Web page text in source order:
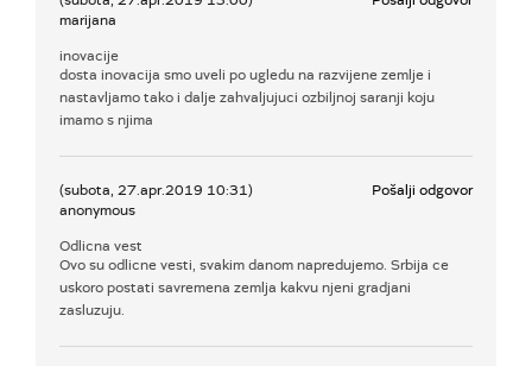
marijana
inovacije
dosta inovacija smo uveli po ugledu na razvijene zemlje i
nastavljamo tako i dalje zahvaljujuci ozbiljnoj saranji koju
imamo s njima
(subota, 27.apr.2019 10:31)
anonymous
Pošalji odgovor
Odlicna vest
Ovo su odlicne vesti, svakim danom napredujemo. Srbija ce
uskoro postati savremena zemlja kakvu njeni gradjani
zasluzuju.